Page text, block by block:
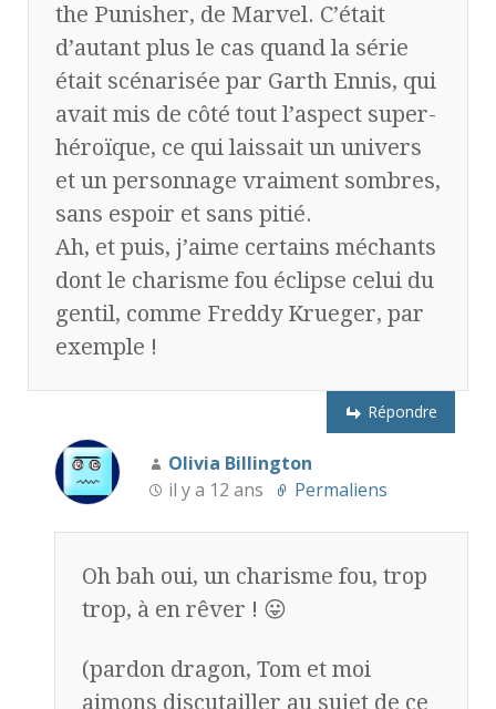
the Punisher, de Marvel. C’était
d’autant plus le cas quand la série
était scénarisée par Garth Ennis, qui
avait mis de côté tout l’aspect super-
héroïque, ce qui laissait un univers
et un personnage vraiment sombres,
sans espoir et sans pitié.
Ah, et puis, j’aime certains méchants
dont le charisme fou éclipse celui du
gentil, comme Freddy Krueger, par
exemple !
Répondre
Olivia Billington
il y a 12 ans
Permaliens
Oh bah oui, un charisme fou, trop
trop, à en rêver ! 😛
(pardon dragon, Tom et moi
aimons discutailler au sujet de ce